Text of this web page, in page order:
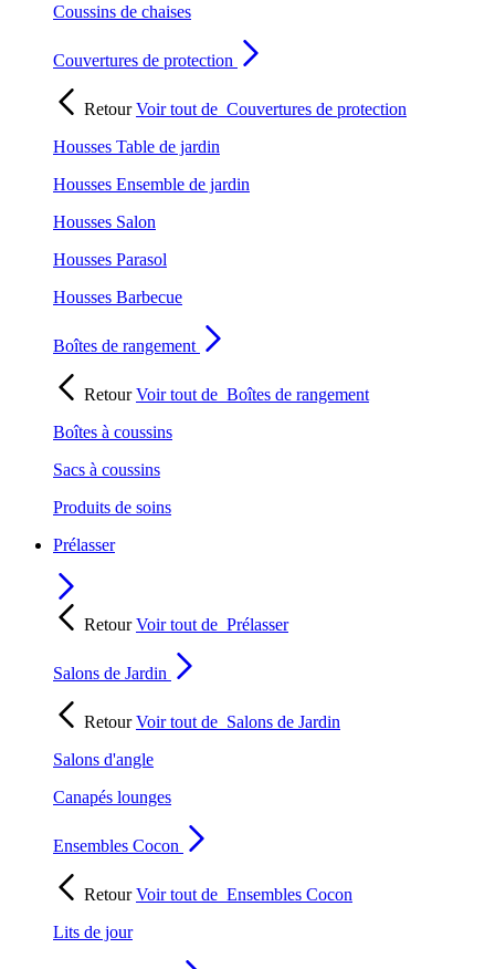
Coussins de chaises
Couvertures de protection
RetourVoir tout de Couvertures de protection
Housses Table de jardin
Housses Ensemble de jardin
Housses Salon
Housses Parasol
Housses Barbecue
Boîtes de rangement
RetourVoir tout de Boîtes de rangement
Boîtes à coussins
Sacs à coussins
Produits de soins
Prélasser
RetourVoir tout de Prélasser
Salons de Jardin
RetourVoir tout de Salons de Jardin
Salons d'angle
Canapés lounges
Ensembles Cocon
RetourVoir tout de Ensembles Cocon
Lits de jour